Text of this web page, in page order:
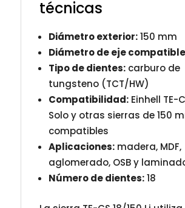
técnicas
Diámetro exterior:150 mm
Diámetro de eje
Tipo de dientes:carburo de
tungsteno (TCT/HW)
Compatibilidad:Einhell TE-
Solo y otras sierras de 150
compatibles
Aplicaciones:madera, MDF,
aglomerado, OSB y
Número de dientes:18